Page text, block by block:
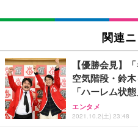
関連
【優勝会見】
空気階段・鈴
「ハーレム状
エンタメ
2021.10.2(土) 23:48